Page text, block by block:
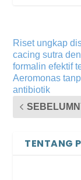
Riset ungkap
cacing sutra
formalin efektif
Aeromonas
antibiotik
TENTANG